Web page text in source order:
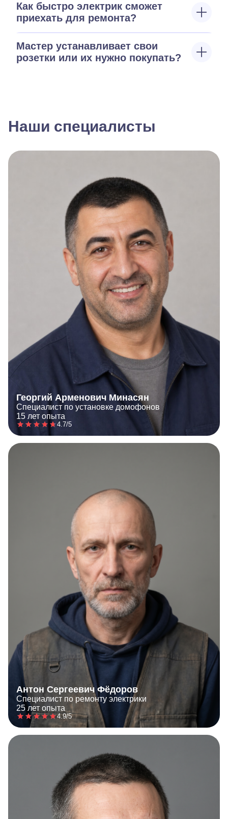
Как быстро электрик сможет
приехать для ремонта?
Мастер устанавливает свои
розетки или их нужно покупать?
Наши специалисты
Георгий Арменович Минасян
Специалист по установке домофонов
15 лет опыта
4.7/5
Антон Сергеевич Фёдоров
Специалист по ремонту электрики
25 лет опыта
4.9/5